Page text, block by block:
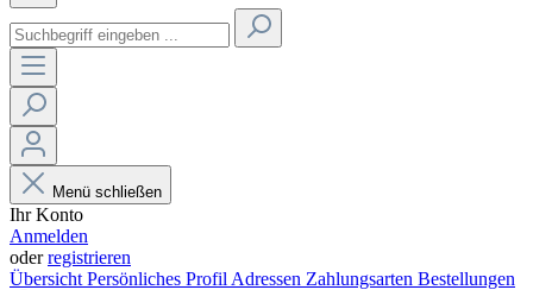
Menü schließen
Ihr Konto
Anmelden
oderregistrieren
Übersicht Persönliches Profil Adressen Zahlungsarten Bestellungen